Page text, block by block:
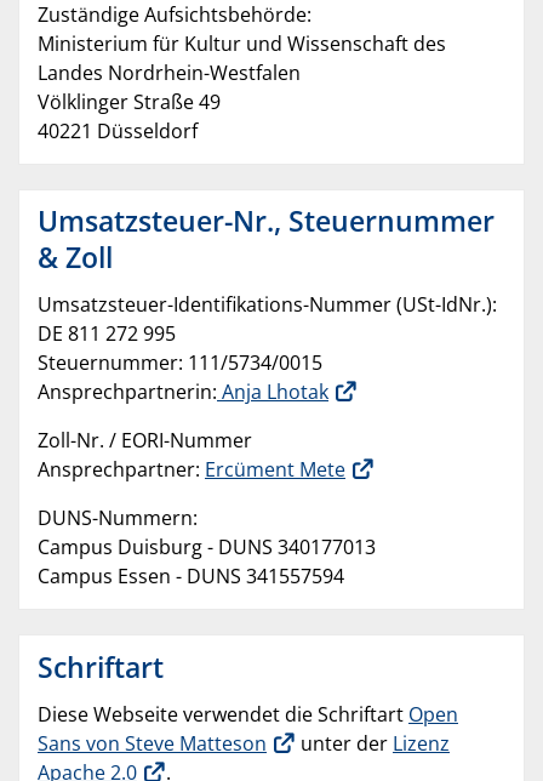
Zuständige Aufsichtsbehörde:
Ministerium für Kultur und Wissenschaft des
Landes Nordrhein-Westfalen
Völklinger Straße 49
40221 Düsseldorf
Umsatzsteuer-Nr., Steuernummer
& Zoll
Umsatzsteuer-Identifikations-Nummer (USt-IdNr.):
DE 811 272 995
Steuernummer: 111/5734/0015
Ansprechpartnerin: Anja Lhotak
Zoll-Nr. / EORI-Nummer
Ansprechpartner: Ercüment Mete
DUNS-Nummern:
Campus Duisburg - DUNS 340177013
Campus Essen - DUNS 341557594
Schriftart
Diese Webseite verwendet die Schriftart Open
Sans von Steve Matteson
unter der Lizenz
Apache 2.0
.